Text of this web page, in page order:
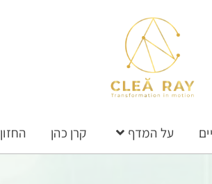
על המדף קרן כהן החזון